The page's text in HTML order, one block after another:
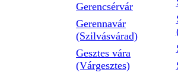
Gerencsérvár
Gerennavár
(Szilvásvárad)
Gesztes vára
(Várgesztes)